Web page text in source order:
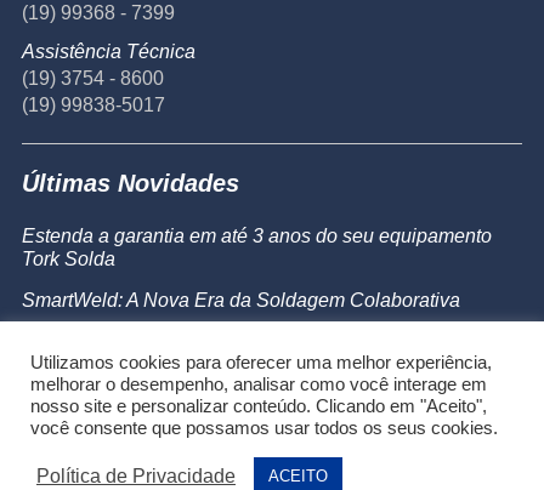
(19) 99368 - 7399
Assistência Técnica
(19) 3754 - 8600
(19) 99838-5017
Últimas Novidades
Estenda a garantia em até 3 anos do seu equipamento
Tork Solda
SmartWeld: A Nova Era da Soldagem Colaborativa
Powermax 45 SYNC
Utilizamos cookies para oferecer uma melhor experiência,
melhorar o desempenho, analisar como você interage em
nosso site e personalizar conteúdo. Clicando em "Aceito",
você consente que possamos usar todos os seus cookies.
Política de Privacidade ACEITO